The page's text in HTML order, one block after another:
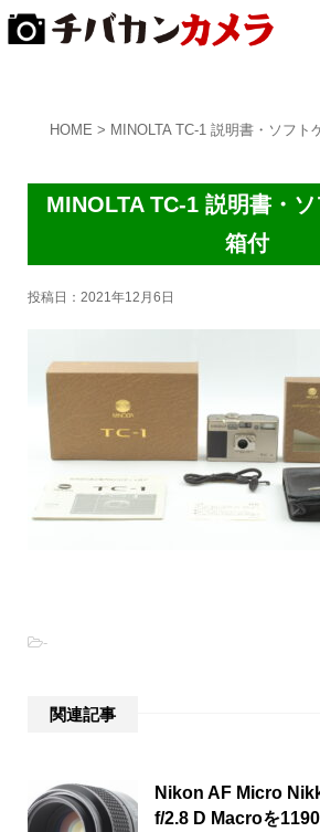
HOME > MINOLTA TC-1 説明書・ソフト
MINOLTA TC-1 説明書・ソ
箱付
投稿日： 2021年12月6日
-
関連記事
Nikon AF Micro
f/2.8 D Macroを